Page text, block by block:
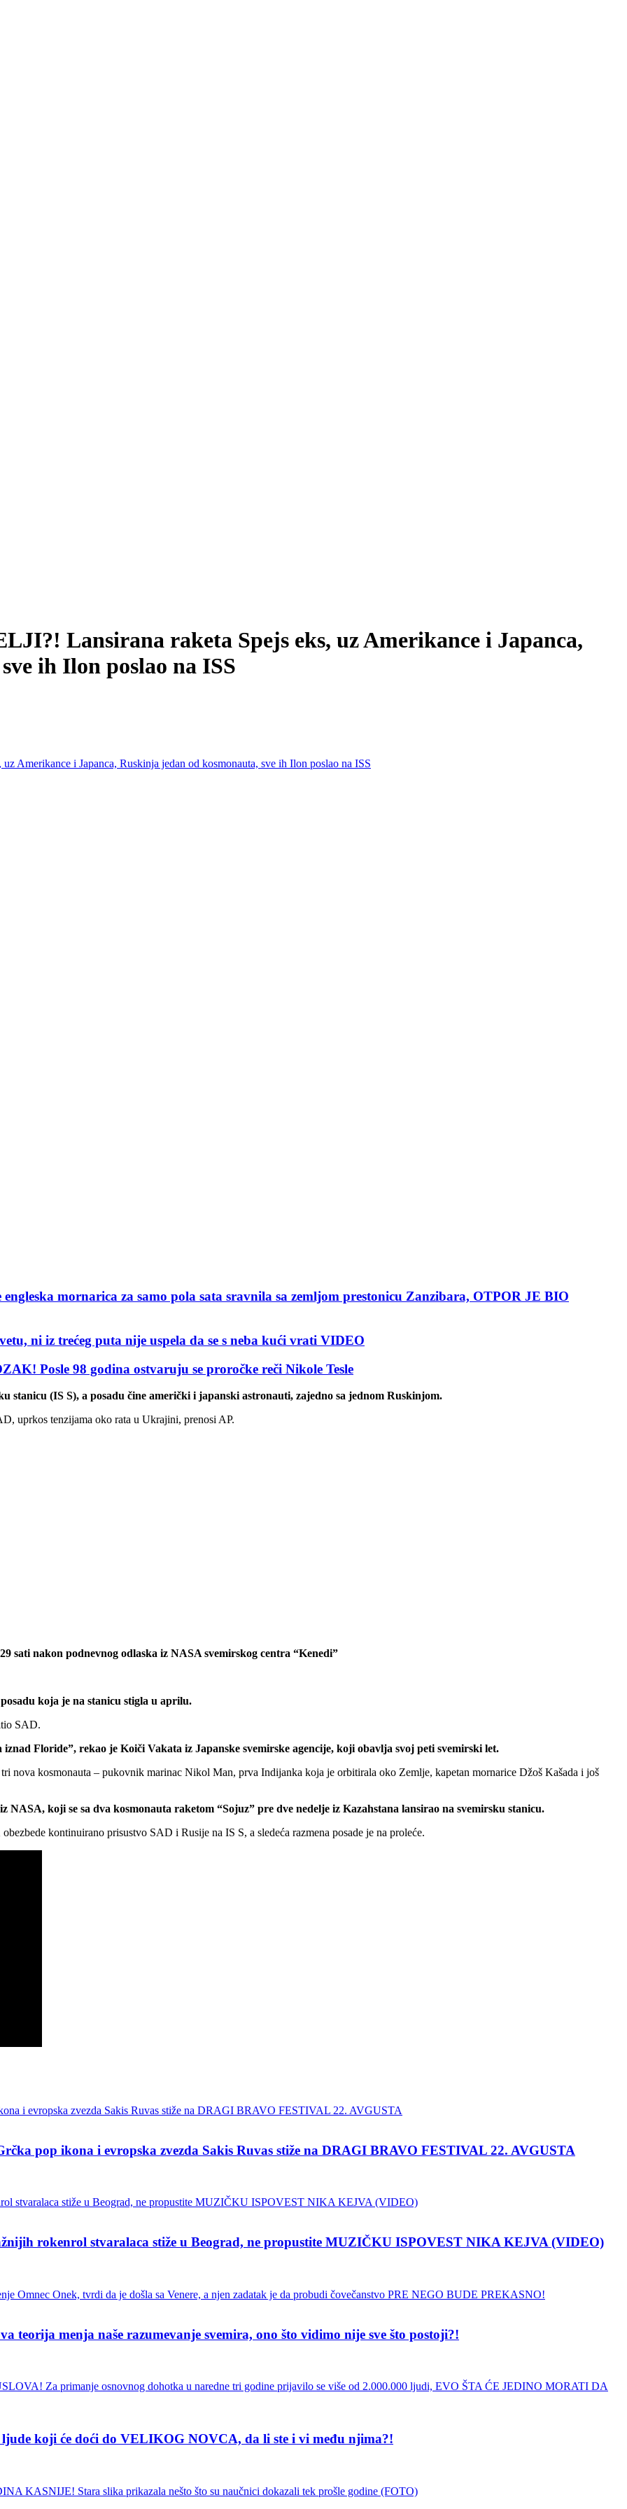
Lansirana raketa Spejs eks, uz Amerikance i Japanca,
ih Ilon poslao na ISS
mornarica za samo pola sata sravnila sa zemljom prestonicu Zanzibara, OTPOR JE BIO
ni iz trećeg puta nije uspela da se s neba kući vrati VIDEO
Posle 98 godina ostvaruju se proročke reči Nikole Tesle
stanicu (IS S), a posadu čine američki i japanski astronauti, zajedno sa jednom Ruskinjom.
uprkos tenzijama oko rata u Ukrajini, prenosi AP.
sati nakon podnevnog odlaska iz NASA svemirskog centra “Kenedi”
koja je na stanicu stigla u aprilu.
SAD.
Floride”, rekao je Koiči Vakata iz Japanske svemirske agencije, koji obavlja svoj peti svemirski let.
nova kosmonauta – pukovnik marinac Nikol Man, prva Indijanka koja je orbitirala oko Zemlje, kapetan mornarice Džoš Kašada i još
NASA, koji se sa dva kosmonauta raketom “Sojuz” pre dve nedelje iz Kazahstana lansirao na svemirsku stanicu.
kontinuirano prisustvo SAD i Rusije na IS S, a sledeća razmena posade je na proleće.
pop ikona i evropska zvezda Sakis Ruvas stiže na DRAGI BRAVO FESTIVAL 22. AVGUSTA
rokenrol stvaralaca stiže u Beograd, ne propustite MUZIČKU ISPOVEST NIKA KEJVA (VIDEO)
menja naše razumevanje svemira, ono što vidimo nije sve što postoji?!
koji će doći do VELIKOG NOVCA, da li ste i vi među njima?!